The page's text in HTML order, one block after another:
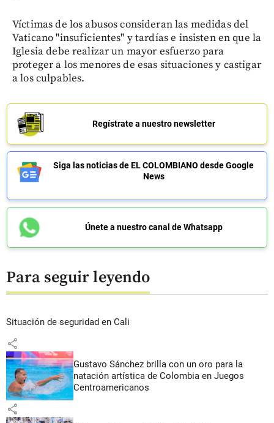
Víctimas de los abusos consideran las medidas del
Vaticano "insuficientes" y tardías e insisten en que la
Iglesia debe realizar un mayor esfuerzo para
proteger a los menores de esas situaciones y castigar
a los culpables.
Regístrate a nuestro newsletter
Siga las noticias de EL COLOMBIANO desde Google
News
Únete a nuestro canal de Whatsapp
Para seguir leyendo
Situación de seguridad en Cali
share
Gustavo Sánchez brilla con un oro para la
natación artística de Colombia en Juegos
Centroamericanos
share